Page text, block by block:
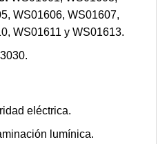
WS01606, WS01607,
WS01611 y WS01613.
eléctrica.
lumínica.